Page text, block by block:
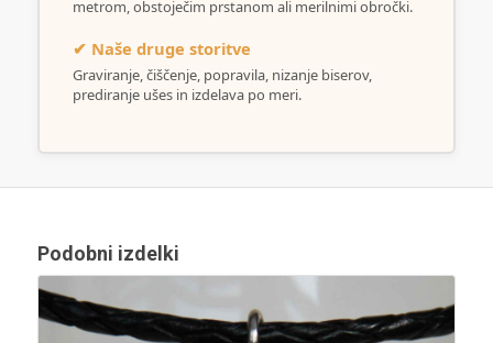
metrom, obstoječim prstanom ali merilnimi obročki.
✔ Naše druge storitve
Graviranje, čiščenje, popravila, nizanje biserov,
prediranje ušes in izdelava po meri.
Podobni izdelki